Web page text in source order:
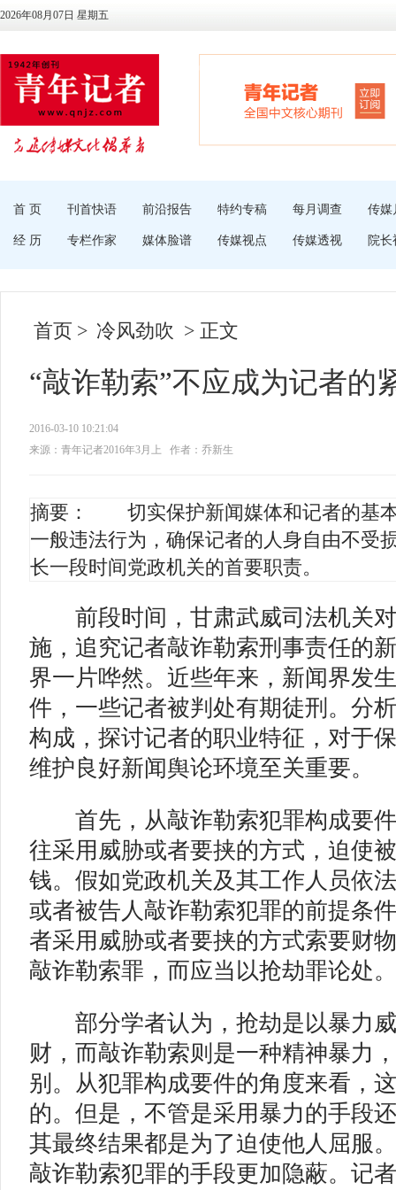
2026年08月07日 星期五
首 页 刊首快语 前沿报告 特约专稿 每月调查 传媒
经 历 专栏作家 媒体脸谱 传媒视点 传媒透视 院长
首页 > 冷风劲吹 > 正文
“敲诈勒索”不应成为记者的
2016-03-10 10:21:04
来源：青年记者2016年3月上
作者：乔新生
摘要： 切实保护新闻媒体和记者的基本
一般违法行为，确保记者的人身自由不受
长一段时间党政机关的首要职责。
前段时间，甘肃武威司法机关
施，追究记者敲诈勒索刑事责任的
界一片哗然。近些年来，新闻界发
件，一些记者被判处有期徒刑。分
构成，探讨记者的职业特征，对于
维护良好新闻舆论环境至关重要。
首先，从敲诈勒索犯罪构成要件
往采用威胁或者要挟的方式，迫使
钱。假如党政机关及其工作人员依
或者被告人敲诈勒索犯罪的前提条
者采用威胁或者要挟的方式索要财
敲诈勒索罪，而应当以抢劫罪论处。
部分学者认为，抢劫是以暴力威
财，而敲诈勒索则是一种精神暴力
别。从犯罪构成要件的角度来看，
的。但是，不管是采用暴力的手段
其最终结果都是为了迫使他人屈服
敲诈勒索犯罪的手段更加隐蔽。记